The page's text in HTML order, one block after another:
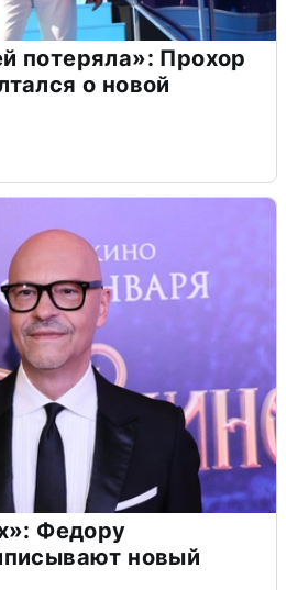
потеряла»: Прохор
о новой
Федору
новый